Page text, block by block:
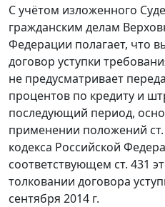
С учётом изложенного
гражданским делам
Федерации полагает, что
договор уступки
не предусматривает
процентов по кредиту и
последующий период,
применении положений ст.
кодекса Российской
соответствующем ст. 431
толковании договора
сентября 2014 г.